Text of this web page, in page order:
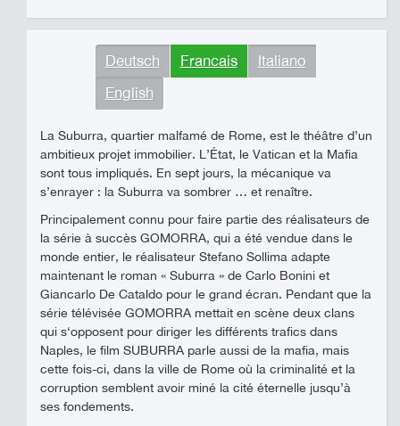
Deutsch Francais
Italiano
English
La Suburra, quartier malfamé de Rome, est le théâtre d’un
ambitieux projet immobilier. L’État, le Vatican et la Mafia
sont tous impliqués. En sept jours, la mécanique va
s’enrayer : la Suburra va sombrer … et renaître.
Principalement connu pour faire partie des réalisateurs de
la série à succès GOMORRA, qui a été vendue dans le
monde entier, le réalisateur Stefano Sollima adapte
maintenant le roman « Suburra » de Carlo Bonini et
Giancarlo De Cataldo pour le grand écran. Pendant que la
série télévisée GOMORRA mettait en scène deux clans
qui s‘opposent pour diriger les différents trafics dans
Naples, le film SUBURRA parle aussi de la mafia, mais
cette fois-ci, dans la ville de Rome où la criminalité et la
corruption semblent avoir miné la cité éternelle jusqu’à
ses fondements.